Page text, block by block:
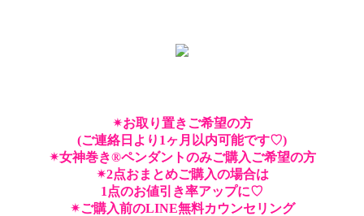
✴︎お取り置きご希望の方
(ご連絡日より1ヶ月以内可能です♡)
✴︎女神巻き®︎ペンダントのみご購入ご希望の方
✴︎2点おまとめご購入の場合は
1点のお値引き率アップに♡
✴︎ご購入前のLINE無料カウンセリング